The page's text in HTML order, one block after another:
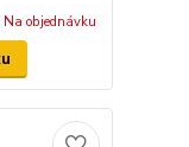
Na objednávku